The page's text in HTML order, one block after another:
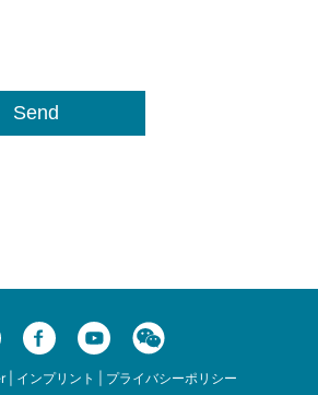
| インプリント プライバシーポリシー